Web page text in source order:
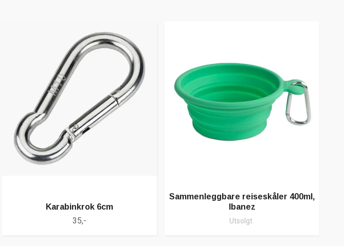
Karabinkrok 6cm
35,-
Sammenleggbare reiseskåler 400ml,
Ibanez
Utsolgt